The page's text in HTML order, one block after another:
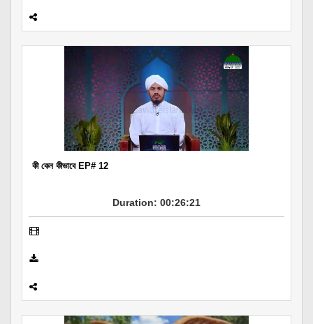
কী কেন কীভাবে EP# 12
Duration: 00:26:21